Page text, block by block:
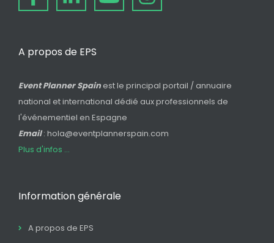
A propos de EPS
Event Planner Spain est le principal portail / annuaire
national et international dédié aux professionnels de
l'événementiel en Espagne
Email: hola@eventplannerspain.com
Plus d'infos ...
Information générale
A propos de EPS